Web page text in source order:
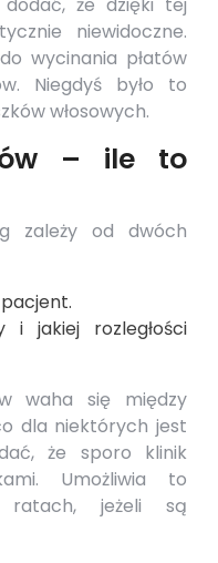
niewidoczne.
wycinania płatów
Niegdyś było to
włosowych.
– ile to
zależy od dwóch
i jakiej rozległości
waha się między
dla niektórych jest
że sporo klinik
Umożliwia to
ratach, jeżeli są